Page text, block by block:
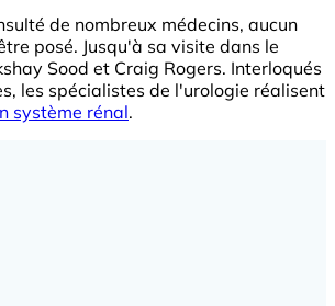
de nombreux médecins, aucun
posé. Jusqu'à sa visite dans le
Sood et Craig Rogers. Interloqués
les spécialistes de l'urologie réalisent
système rénal.